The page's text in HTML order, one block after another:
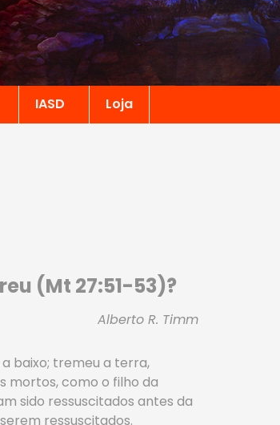
IASD Loja
(Mt 27:51-53)?
Alberto R. Timm
baixo; tremeu a terra,
mortos, como o filho da
sido ressuscitados antes da
ressuscitados.